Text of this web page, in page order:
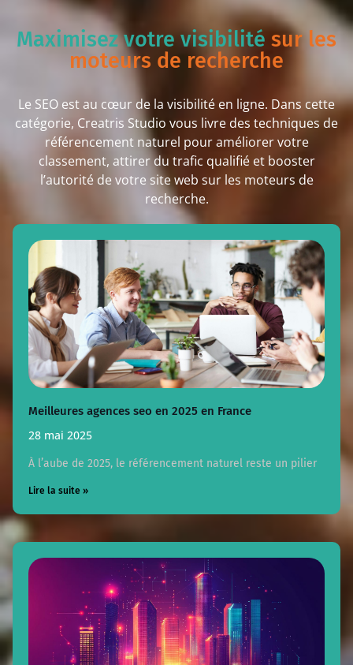
Maximisez votre visibilité sur les
moteurs de recherche
Le SEO est au cœur de la visibilité en ligne. Dans cette
catégorie, Creatris Studio vous livre des techniques de
référencement naturel pour améliorer votre
classement, attirer du trafic qualifié et booster
l’autorité de votre site web sur les moteurs de
recherche.
Meilleures agences seo en 2025 en France
28 mai 2025
À l’aube de 2025, le référencement naturel reste un pilier
Lire la suite »